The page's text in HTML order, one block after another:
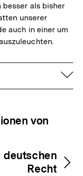
besser als bisher
unserer
auch in einer um
von
Recht